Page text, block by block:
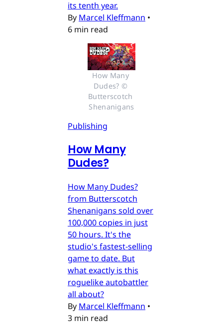
its tenth year.
By Marcel Kleffmann •
6 min read
How Many
Dudes? ©
Butterscotch
Shenanigans
Publishing
How Many
Dudes?
How Many Dudes?
from Butterscotch
Shenanigans sold over
100,000 copies in just
50 hours. It's the
studio's fastest-selling
game to date. But
what exactly is this
roguelike autobattler
all about?
By Marcel Kleffmann •
3 min read